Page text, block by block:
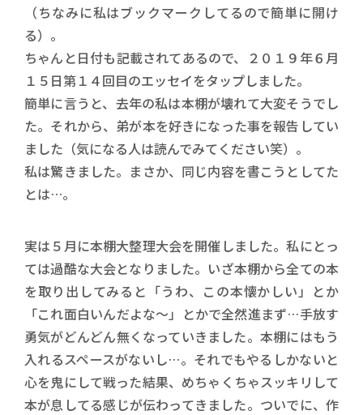
（ちなみに私はブックマークしてるので簡単に開け
る）。
ちゃんと日付も記載されてあるので、２０１９年６月
１５日第１４回目のエッセイをタップしました。
簡単に言うと、去年の私は本棚が壊れて大変そうでし
た。それから、弟が本を好きになった事を報告してい
ました（気になる人は読んでみてください笑）。
私は驚きました。まさか、同じ内容を書こうとしてた
とは…。
実は５月に本棚大整理大会を開催しました。私にとっ
ては過酷な大会となりました。いざ本棚から全ての本
を取り出してみると「うわ、この本懐かしい」とか
「これ面白いんだよな〜」とかで全然進まず…手放す
勇気がどんどん無くなっていきました。本棚にはもう
入れるスペースがないし…。それでもやるしかないと
心を鬼にして戦った結果、めちゃくちゃスッキリして
本が息してる感じが伝わってきました。ついでに、作